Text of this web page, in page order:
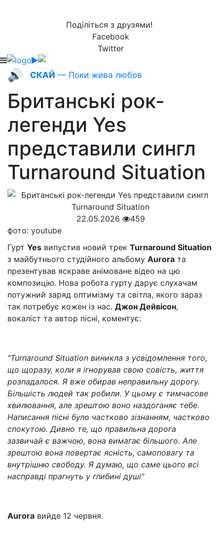
Поділіться з друзями!
Facebook
Twitter
🔊 СКАЙ — Поки жива любов
Британські рок-
легенди Yes
представили сингл
Turnaround Situation
22.05.2026
459
фото: youtube
Гурт Yes випустив новий трек Turnaround Situation
з майбутнього студійного альбому Aurora та
презентував яскраве анімоване відео на цю
композицію. Нова робота гурту дарує слухачам
потужний заряд оптимізму та світла, якого зараз
так потребує кожен із нас. Джон Дейвісон,
вокаліст та автор пісні, коментує:
"Turnaround Situation виникла з усвідомлення того,
що щоразу, коли я ігнорував свою совість, життя
розпадалося. Я вже обирав неправильну дорогу.
Більшість людей так робили. У цьому є тимчасове
хвилювання, але зрештою воно наздоганяє тебе.
Написання пісні було частково зізнанням, частково
спокутою. Дивно те, що правильна дорога
зазвичай є важчою, вона вимагає більшого. Але
зрештою вона повертає ясність, самоповагу та
внутрішню свободу. Я думаю, що саме цього всі
насправді прагнуть у глибині душі"
Aurora вийде 12 червня.